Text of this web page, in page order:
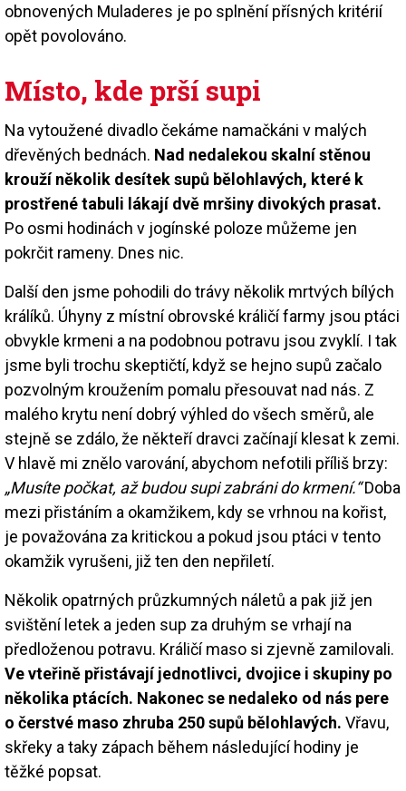
obnovených Muladeres je po splnění přísných kritérií
opět povolováno.
Místo, kde prší supi
Na vytoužené divadlo čekáme namačkáni v malých
dřevěných bednách. Nad nedalekou skalní stěnou
krouží několik desítek supů bělohlavých, které k
prostřené tabuli lákají dvě mršiny divokých prasat.
Po osmi hodinách v jogínské poloze můžeme jen
pokrčit rameny. Dnes nic.
Další den jsme pohodili do trávy několik mrtvých bílých
králíků. Úhyny z místní obrovské králičí farmy jsou ptáci
obvykle krmeni a na podobnou potravu jsou zvyklí. I tak
jsme byli trochu skeptičtí, když se hejno supů začalo
pozvolným kroužením pomalu přesouvat nad nás. Z
malého krytu není dobrý výhled do všech směrů, ale
stejně se zdálo, že někteří dravci začínají klesat k zemi.
V hlavě mi znělo varování, abychom nefotili příliš brzy:
„Musíte počkat, až budou supi zabráni do krmení.“Doba
mezi přistáním a okamžikem, kdy se vrhnou na kořist,
je považována za kritickou a pokud jsou ptáci v tento
okamžik vyrušeni, již ten den nepřiletí.
Několik opatrných průzkumných náletů a pak již jen
svištění letek a jeden sup za druhým se vrhají na
předloženou potravu. Králičí maso si zjevně zamilovali.
Ve vteřině přistávají jednotlivci, dvojice i skupiny po
několika ptácích. Nakonec se nedaleko od nás pere
o čerstvé maso zhruba 250 supů bělohlavých. Vřavu,
skřeky a taky zápach během následující hodiny je
těžké popsat.